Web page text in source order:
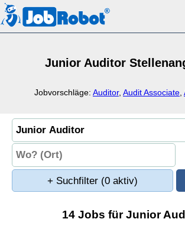
Junior Auditor
Jobvorschläge: Auditor, Audit Associate
+ Suchfilter (0 aktiv)
14 Jobs für Junior